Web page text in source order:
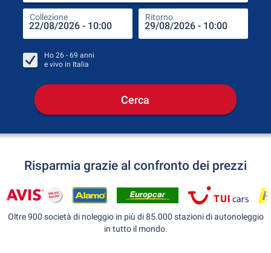
Collezione Ritorno
Ho 26 - 69 anni
e vivo in Italia
Cerca
Risparmia grazie al confronto dei prezzi
Oltre 900 società di noleggio in più di 85.000 stazioni di autonoleggio
in tutto il mondo.